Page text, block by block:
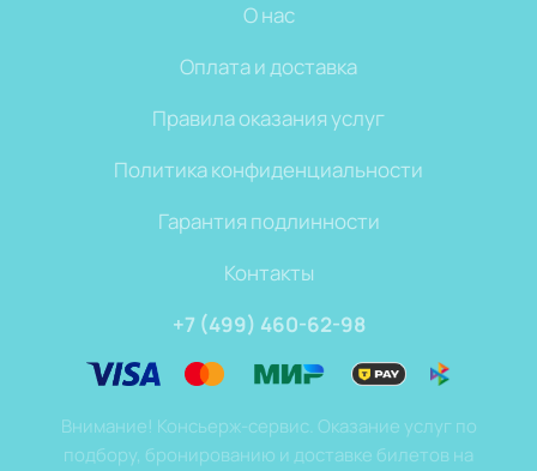
О нас
Оплата и доставка
Правила оказания услуг
Политика конфиденциальности
Гарантия подлинности
Контакты
+7 (499) 460-62-98
Внимание! Консьерж-сервис. Оказание услуг по
подбору, бронированию и доставке билетов на